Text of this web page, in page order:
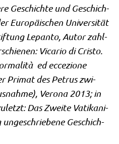
Geschich­te und Geschich­
Euro­päi­schen Uni­ver­si­tät
Lepan­to, Autor zahl­
Vica­rio di Cri­sto.
ed ecce­zio­ne
Pri­mat des Petrus zwi­
Vero­na 2013; in
Das Zwei­te Vati­ka­ni­
unge­schrie­be­ne Geschich­